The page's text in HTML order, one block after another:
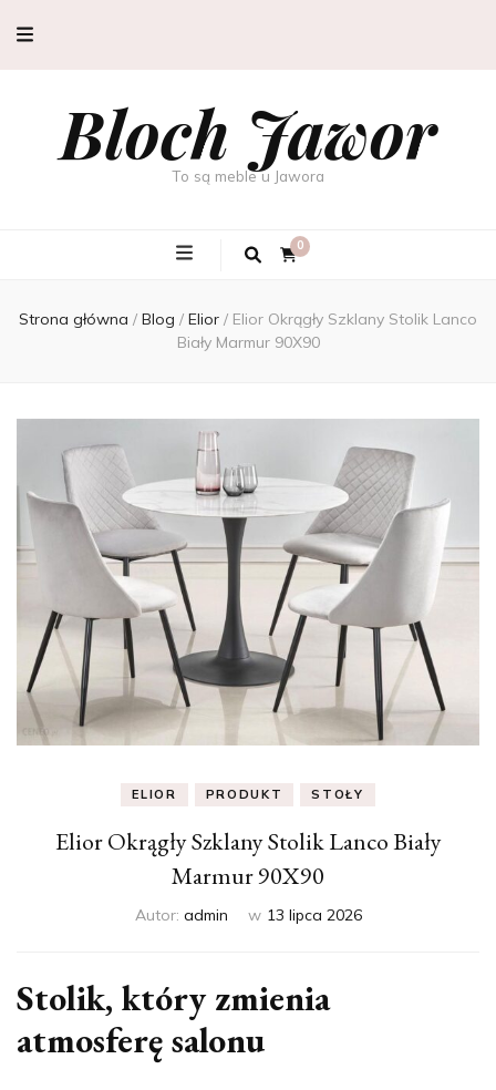
Bloch Jawor
To są meble u Jawora
0
Strona główna / Blog / Elior / Elior Okrągły Szklany Stolik Lanco
Biały Marmur 90X90
ELIOR PRODUKT STOŁY
Elior Okrągły Szklany Stolik Lanco Biały
Marmur 90X90
Autor: admin w 13 lipca 2026
Stolik, który zmienia
atmosferę salonu